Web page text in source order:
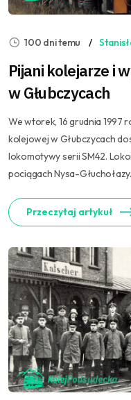
100 dni temu
Pijani kolejarze i
w Głubczycach
We wtorek, 16 grudnia 1997
kolejowej w Głubczycach
lokomotywy serii SM42.
pociągach Nysa-Głuchołazy.
Przeczytaj artykuł